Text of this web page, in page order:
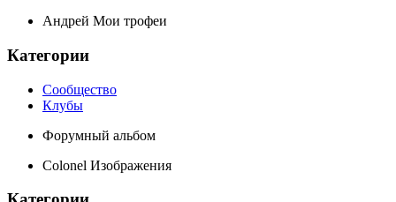
Андрей Мои трофеи
Категории
Сообщество
Клубы
Форумный альбом
Colonel Изображения